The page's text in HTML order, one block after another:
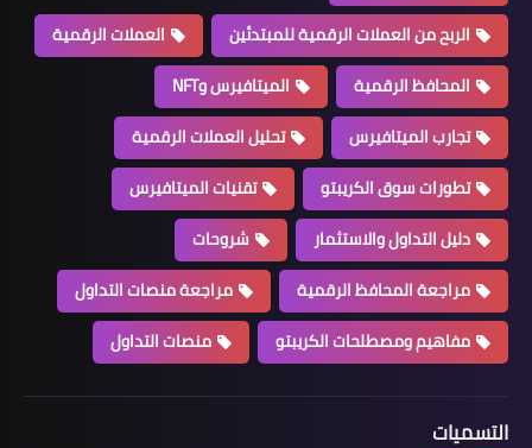
الربح من العملات الرقمية للمبتدئين
العملات الرقمية
المحافظ الرقمية
الميتافيرس وNFT
تجارب الميتافيرس
تحليل العملات الرقمية
تطورات سوق الكريبتو
تقنيات الميتافيرس
دليل التداول والاستثمار
شروحات
مراجعة المحافظ الرقمية
مراجعة منصات التداول
مفاهيم ومصطلحات الكريبتو
منصات التداول
التسميات